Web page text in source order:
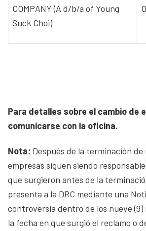
COMPANY (A d/b/a of Young
Suck Choi)
Para detalles sobre el cambio de
comunicarse con la oficina.
Nota: Después de la terminación de
empresas siguen siendo
que surgieron antes de la
presenta a la DRC mediante una
controversia dentro de los nueve (9)
la fecha en que surgió el reclamo o